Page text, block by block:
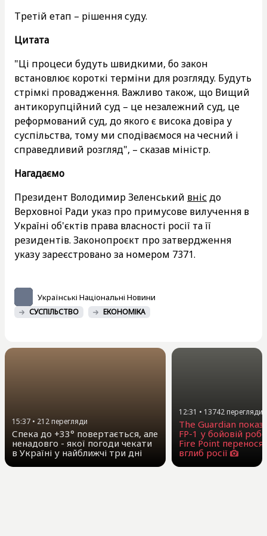
Третій етап – рішення суду.
Цитата
"Ці процеси будуть швидкими, бо закон
встановлює короткі терміни для розгляду. Будуть
стрімкі провадження. Важливо також, що Вищий
антикорупційний суд – це незалежний суд, це
реформований суд, до якого є висока довіра у
суспільства, тому ми сподіваємося на чесний і
справедливий розгляд", – сказав міністр.
Нагадаємо
Президент Володимир Зеленський внісдо
Верховної Ради указ про примусове вилучення в
Україні об'єктів права власності росії та її
резидентів. Законопроєкт про затвердження
указу зареєстровано за номером 7371.
Українські Національні Новини
СУСПІЛЬСТВО ЕКОНОМІКА
15:37 • 212перегляди
Спека до +33° повертається, але
ненадовго - якої погоди чекати
в Україні у найближчі три дні
12:31 • 13742перегляди
The Guardian
FP-1 у бойовій
Fire Point
вглиб росії